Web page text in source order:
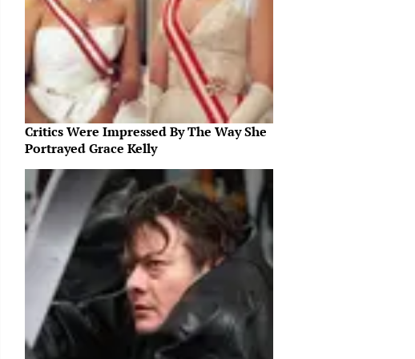
Critics Were Impressed By The Way She
Portrayed Grace Kelly